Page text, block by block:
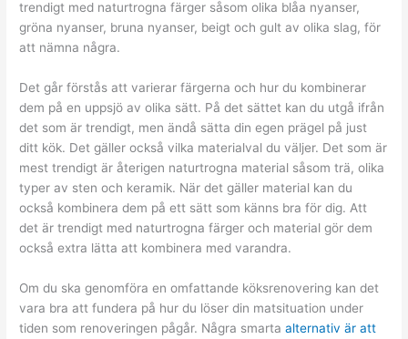
trendigt med naturtrogna färger såsom olika blåa nyanser,
gröna nyanser, bruna nyanser, beigt och gult av olika slag, för
att nämna några.
Det går förstås att varierar färgerna och hur du kombinerar
dem på en uppsjö av olika sätt. På det sättet kan du utgå ifrån
det som är trendigt, men ändå sätta din egen prägel på just
ditt kök. Det gäller också vilka materialval du väljer. Det som är
mest trendigt är återigen naturtrogna material såsom trä, olika
typer av sten och keramik. När det gäller material kan du
också kombinera dem på ett sätt som känns bra för dig. Att
det är trendigt med naturtrogna färger och material gör dem
också extra lätta att kombinera med varandra.
Om du ska genomföra en omfattande köksrenovering kan det
vara bra att fundera på hur du löser din matsituation under
tiden som renoveringen pågår. Några smartaalternativ är att